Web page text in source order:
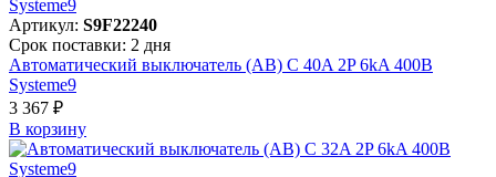
Артикул: S9F22240
Срок поставки: 2 дня
Автоматический выключатель (АВ) C 40A 2P 6kA 400В
Systeme9
3 367 ₽
В корзинy